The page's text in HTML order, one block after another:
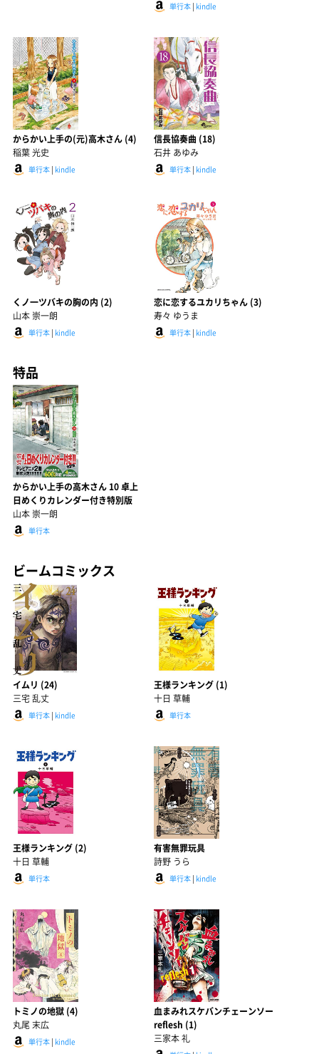
単行本| kindle
からかい上手の(元)高木さん (4)
稲葉 光史
単行本 | kindle
信長協奏曲 (18)
石井 あゆみ
単行本| kindle
くノ一ツバキの胸の内 (2)
山本 崇一朗
単行本 | kindle
恋に恋するユカリちゃん (3)
寿々 ゆうま
単行本| kindle
特品
からかい上手の高木さん 10 卓上
日めくりカレンダー付き特別版
山本 崇一朗
単行本
ビームコミックス
イムリ (24)
三宅 乱丈
単行本 | kindle
王様ランキング (1)
十日 草輔
単行本
王様ランキング (2)
十日 草輔
単行本
有害無罪玩具
詩野 うら
単行本| kindle
トミノの地獄 (4)
丸尾 末広
単行本 | kindle
血まみれスケバンチェーンソー
reflesh (1)
三家本 礼